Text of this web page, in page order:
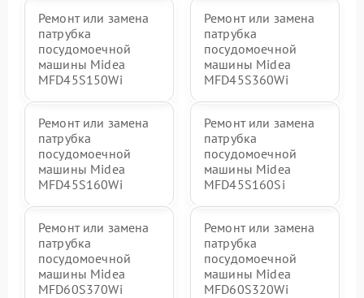
Ремонт или замена
патрубка
посудомоечной
машины Midea
MFD45S150Wi
Ремонт или замена
патрубка
посудомоечной
машины Midea
MFD45S360Wi
Ремонт или замена
патрубка
посудомоечной
машины Midea
MFD45S160Wi
Ремонт или замена
патрубка
посудомоечной
машины Midea
MFD45S160Si
Ремонт или замена
патрубка
посудомоечной
машины Midea
MFD60S370Wi
Ремонт или замена
патрубка
посудомоечной
машины Midea
MFD60S320Wi